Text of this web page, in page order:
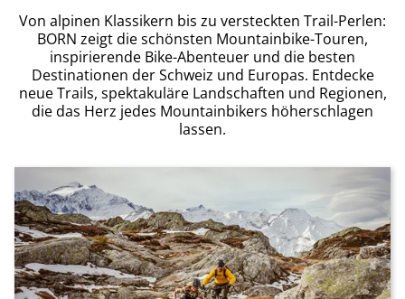
Von alpinen Klassikern bis zu versteckten Trail-Perlen:
BORN zeigt die schönsten Mountainbike-Touren,
inspirierende Bike-Abenteuer und die besten
Destinationen der Schweiz und Europas. Entdecke
neue Trails, spektakuläre Landschaften und Regionen,
die das Herz jedes Mountainbikers höherschlagen
lassen.